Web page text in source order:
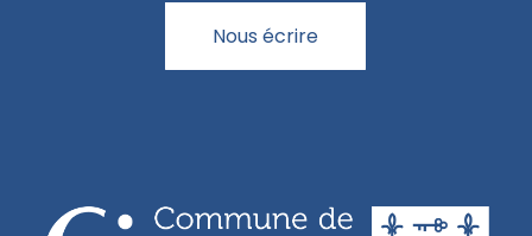
Nous écrire